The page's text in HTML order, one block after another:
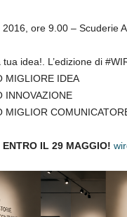
2016, ore 9.00 – Scuderie
tua idea!. L’edizione di
MIGLIORE IDEA
INNOVAZIONE
MIGLIOR
ENTRO IL 29 MAGGIO!